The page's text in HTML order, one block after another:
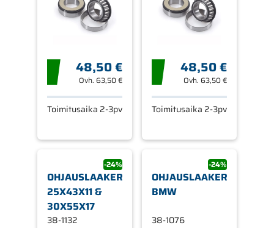
48,50 €
Ovh. 63,50 €
Toimitusaika 2-3pv
48,50 €
Ovh. 63,50 €
Toimitusaika 2-3pv
-24%
OHJAUSLAAKERISARJA
25X43X11 &
30X55X17
38-1132
-24%
OHJAUSLAAKERISARJA
BMW
38-1076